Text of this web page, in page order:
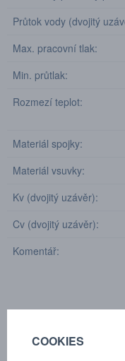
Průtok vody (dvojitý
Max. pracovní tlak:
Min. průtlak:
Rozmezí teplot:
Materiál spojky:
Materiál vsuvky:
Kv (dvojitý uzávěr):
Cv (dvojitý uzávěr):
Komentář:
Průtok se měří při
Ceny a termín dodání
COOKIES